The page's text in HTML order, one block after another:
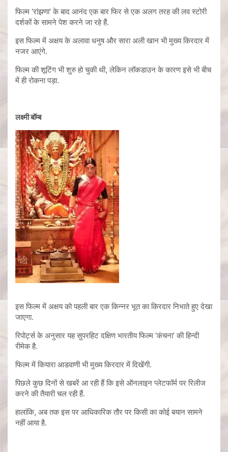
फिल्म ‘रांझणा’ के बाद आनंद एक बार फिर से एक अलग तरह की लव स्टोरी
दर्शकों के सामने पेश करने जा रहे हैं.
इस फिल्म में अक्षय के अलावा धनुष और सारा अली खान भी मुख्य किरदार में
नजर आएंगे.
फिल्म की शूटिंग भी शुरु हो चुकी थी, लेकिन लॉकडाउन के कारण इसे भी बीच
में ही रोकना पड़ा.
लक्ष्मी बॉम्ब
इस फिल्म में अक्षय को पहली बार एक किन्नर भूत का किरदार निभाते हुए देखा
जाएगा.
रिपोर्ट्स के अनुसार यह सुपरहिट दक्षिण भारतीय फिल्म ‘कंचना’ की हिन्दी
रीमेक है.
फिल्म में कियारा आडवाणी भी मुख्य किरदार में दिखेंगी.
पिछले कुछ दिनों से खबरें आ रही हैं कि इसे ऑनलाइन प्लेटफॉर्म पर रिलीज
करने की तैयारी चल रही हैं.
हालांकि, अब तक इस पर आधिकारिक तौर पर किसी का कोई बयान सामने
नहीं आया है.